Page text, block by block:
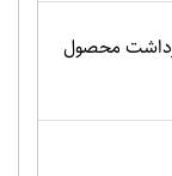
محصول